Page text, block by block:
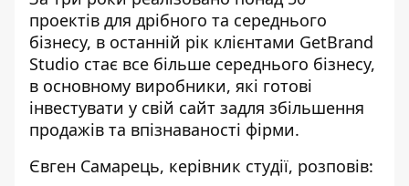
проектів для дрібного та середнього
бізнесу, в останній рік клієнтами GetBrand
Studio стає все більше середнього бізнесу,
в основному виробники, які готові
інвестувати у свій сайт задля збільшення
продажів та впізнаваності фірми.
Євген Самарець, керівник студії, розповів: